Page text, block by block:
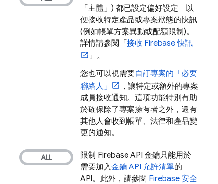
「主體」) 都已設定偏好設定，以
便接收特定產品或專案狀態的快訊
(例如帳單方案異動或配額限制)。
詳情請參閱「 接收 Firebase 快訊
」。
您也可以視需要自訂專案的「必要
聯絡人」
，讓特定或額外的專案
成員接收通知。這項功能特別有助
於確保除了專案擁有者之外，還有
其他人會收到帳單、法律和產品變
更的通知。
限制 Firebase API 金鑰只能用於
需要加入金鑰 API 允許清單的
API。此外，請參閱 Firebase 安全